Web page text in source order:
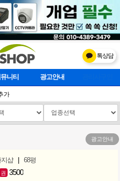
톡상담
니티 광고안내
가
광고안내
지샵 | 68평
권 3500